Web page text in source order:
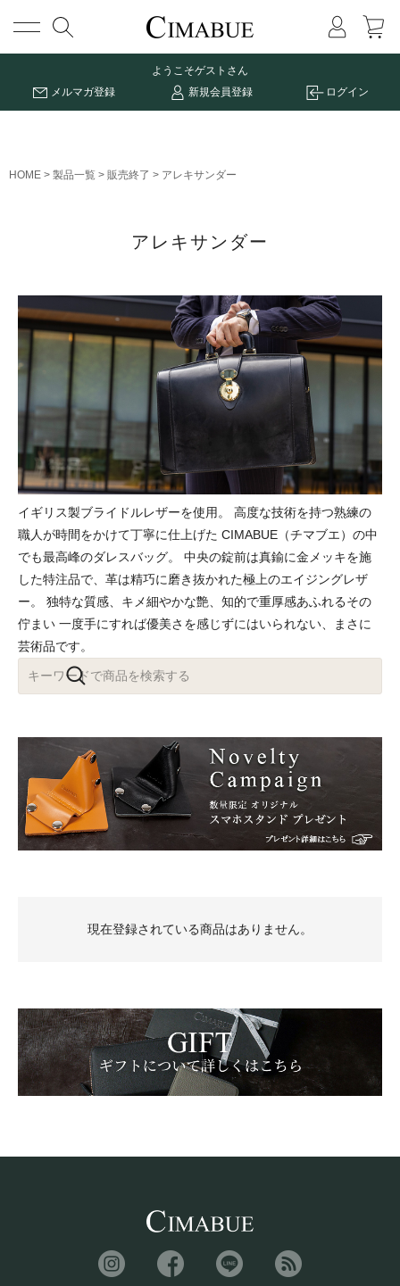
メニュー
ようこそゲストさん
メルマガ登録
新規会員登録 ログイン
HOME 製品一覧 販売終了 アレキサンダー
アレキサンダー
イギリス製ブライドルレザーを使用。 高度な技術を持つ熟練の
職人が時間をかけて丁寧に仕上げた CIMABUE（チマブエ）の中
でも最高峰のダレスバッグ。 中央の錠前は真鍮に金メッキを施
した特注品で、革は精巧に磨き抜かれた極上のエイジングレザ
ー。 独特な質感、キメ細やかな艶、知的で重厚感あふれるその
佇まい 一度手にすれば優美さを感じずにはいられない、まさに
芸術品です。
現在登録されている商品はありません。